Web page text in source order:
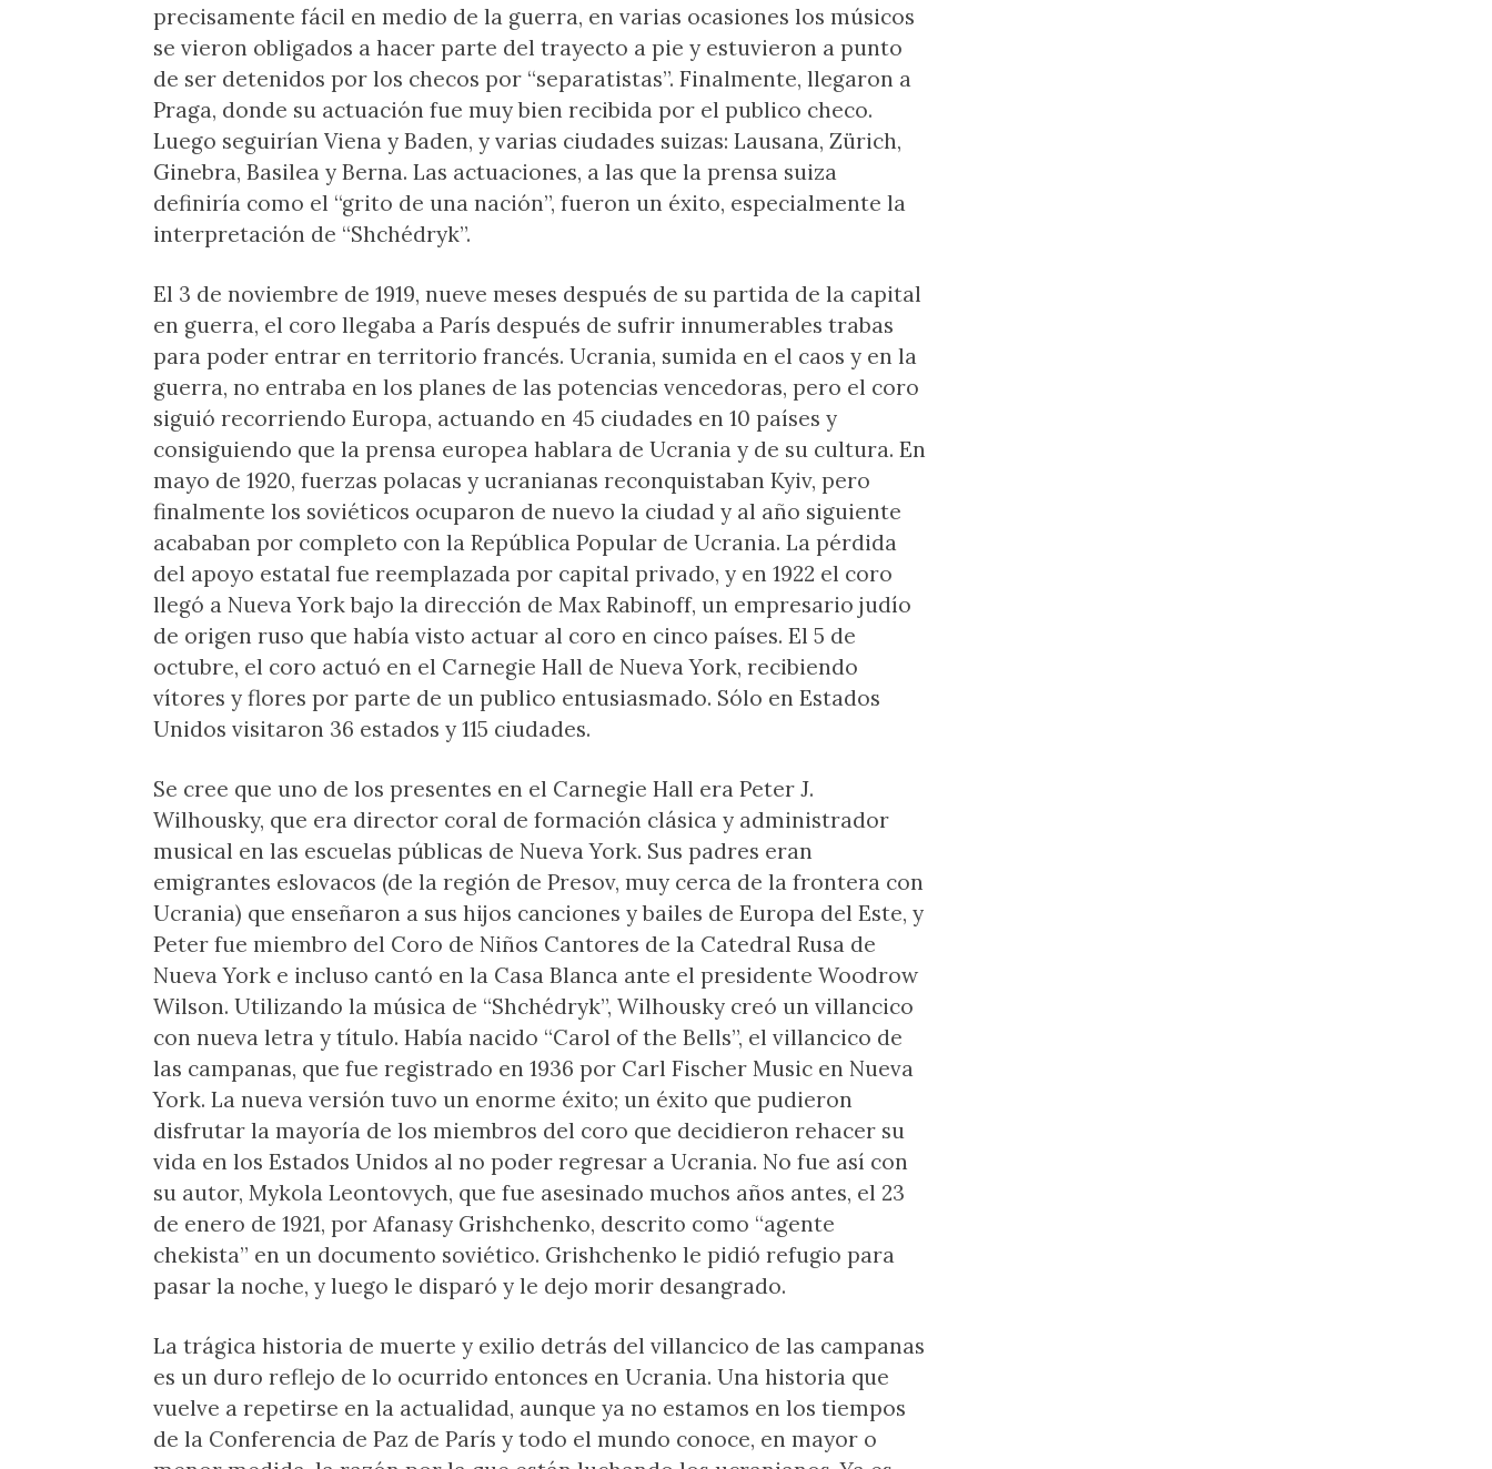
precisamente fácil en medio de la guerra, en varias ocasiones los músicos
se vieron obligados a hacer parte del trayecto a pie y estuvieron a punto
de ser detenidos por los checos por “separatistas”. Finalmente, llegaron a
Praga, donde su actuación fue muy bien recibida por el publico checo.
Luego seguirían Viena y Baden, y varias ciudades suizas: Lausana, Zürich,
Ginebra, Basilea y Berna. Las actuaciones, a las que la prensa suiza
definiría como el “grito de una nación”, fueron un éxito, especialmente la
interpretación de “Shchédryk”.
El 3 de noviembre de 1919, nueve meses después de su partida de la capital
en guerra, el coro llegaba a París después de sufrir innumerables trabas
para poder entrar en territorio francés. Ucrania, sumida en el caos y en la
guerra, no entraba en los planes de las potencias vencedoras, pero el coro
siguió recorriendo Europa, actuando en 45 ciudades en 10 países y
consiguiendo que la prensa europea hablara de Ucrania y de su cultura. En
mayo de 1920, fuerzas polacas y ucranianas reconquistaban Kyiv, pero
finalmente los soviéticos ocuparon de nuevo la ciudad y al año siguiente
acababan por completo con la República Popular de Ucrania. La pérdida
del apoyo estatal fue reemplazada por capital privado, y en 1922 el coro
llegó a Nueva York bajo la dirección de Max Rabinoff, un empresario judío
de origen ruso que había visto actuar al coro en cinco países. El 5 de
octubre, el coro actuó en el Carnegie Hall de Nueva York, recibiendo
vítores y flores por parte de un publico entusiasmado. Sólo en Estados
Unidos visitaron 36 estados y 115 ciudades.
Se cree que uno de los presentes en el Carnegie Hall era Peter J.
Wilhousky, que era director coral de formación clásica y administrador
musical en las escuelas públicas de Nueva York. Sus padres eran
emigrantes eslovacos (de la región de Presov, muy cerca de la frontera con
Ucrania) que enseñaron a sus hijos canciones y bailes de Europa del Este, y
Peter fue miembro del Coro de Niños Cantores de la Catedral Rusa de
Nueva York e incluso cantó en la Casa Blanca ante el presidente Woodrow
Wilson. Utilizando la música de “Shchédryk”, Wilhousky creó un villancico
con nueva letra y título. Había nacido “Carol of the Bells”, el villancico de
las campanas, que fue registrado en 1936 por Carl Fischer Music en Nueva
York. La nueva versión tuvo un enorme éxito; un éxito que pudieron
disfrutar la mayoría de los miembros del coro que decidieron rehacer su
vida en los Estados Unidos al no poder regresar a Ucrania. No fue así con
su autor, Mykola Leontovych, que fue asesinado muchos años antes, el 23
de enero de 1921, por Afanasy Grishchenko, descrito como “agente
chekista” en un documento soviético. Grishchenko le pidió refugio para
pasar la noche, y luego le disparó y le dejo morir desangrado.
La trágica historia de muerte y exilio detrás del villancico de las campanas
es un duro reflejo de lo ocurrido entonces en Ucrania. Una historia que
vuelve a repetirse en la actualidad, aunque ya no estamos en los tiempos
de la Conferencia de Paz de París y todo el mundo conoce, en mayor o